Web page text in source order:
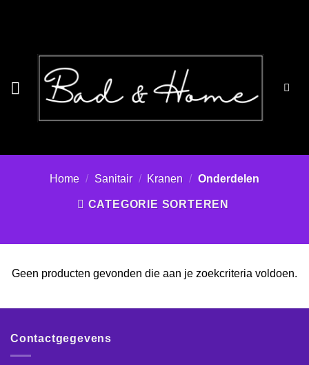
Home / Sanitair / Kranen / Onderdelen
CATEGORIE SORTEREN
Geen producten gevonden die aan je zoekcriteria voldoen.
Contactgegevens